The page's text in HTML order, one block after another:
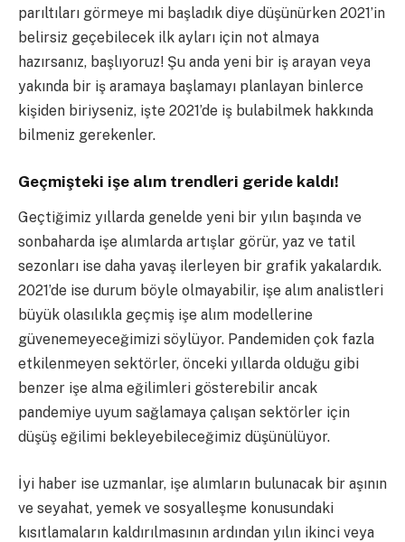
parıltıları görmeye mi başladık diye düşünürken 2021’in
belirsiz geçebilecek ilk ayları için not almaya
hazırsanız, başlıyoruz! Şu anda yeni bir iş arayan veya
yakında bir iş aramaya başlamayı planlayan binlerce
kişiden biriyseniz, işte 2021’de iş bulabilmek hakkında
bilmeniz gerekenler.
Geçmişteki işe alım trendleri geride kaldı!
Geçtiğimiz yıllarda genelde yeni bir yılın başında ve
sonbaharda işe alımlarda artışlar görür, yaz ve tatil
sezonları ise daha yavaş ilerleyen bir grafik yakalardık.
2021’de ise durum böyle olmayabilir, işe alım analistleri
büyük olasılıkla geçmiş işe alım modellerine
güvenemeyeceğimizi söylüyor. Pandemiden çok fazla
etkilenmeyen sektörler, önceki yıllarda olduğu gibi
benzer işe alma eğilimleri gösterebilir ancak
pandemiye uyum sağlamaya çalışan sektörler için
düşüş eğilimi bekleyebileceğimiz düşünülüyor.
İyi haber ise uzmanlar, işe alımların bulunacak bir aşının
ve seyahat, yemek ve sosyalleşme konusundaki
kısıtlamaların kaldırılmasının ardından yılın ikinci veya